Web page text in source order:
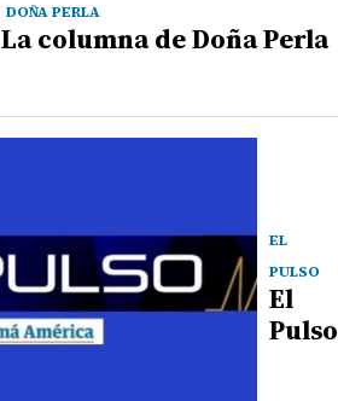
DOÑA PERLA
La columna de Doña Perla
EL
PULSO
El
Pulso